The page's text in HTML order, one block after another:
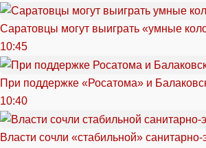
Саратовцы могут выиграть «умные
10:45
При поддержке «Росатома» и
10:40
Власти сочли «стабильной»